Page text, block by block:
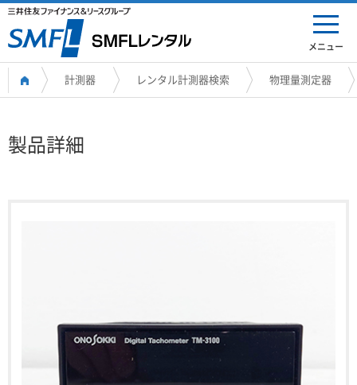
メニュー
計測器 レンタル計測器検索 物理量測定器
製品詳細